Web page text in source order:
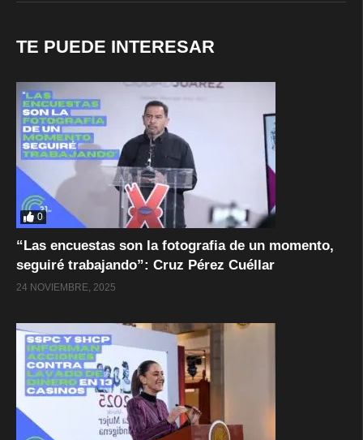
TE PUEDE INTERESAR
0
“Las encuestas son la fotografia de un momento,
seguiré trabajando”: Cruz Pérez Cuéllar
24 NOVIEMBRE, 2025